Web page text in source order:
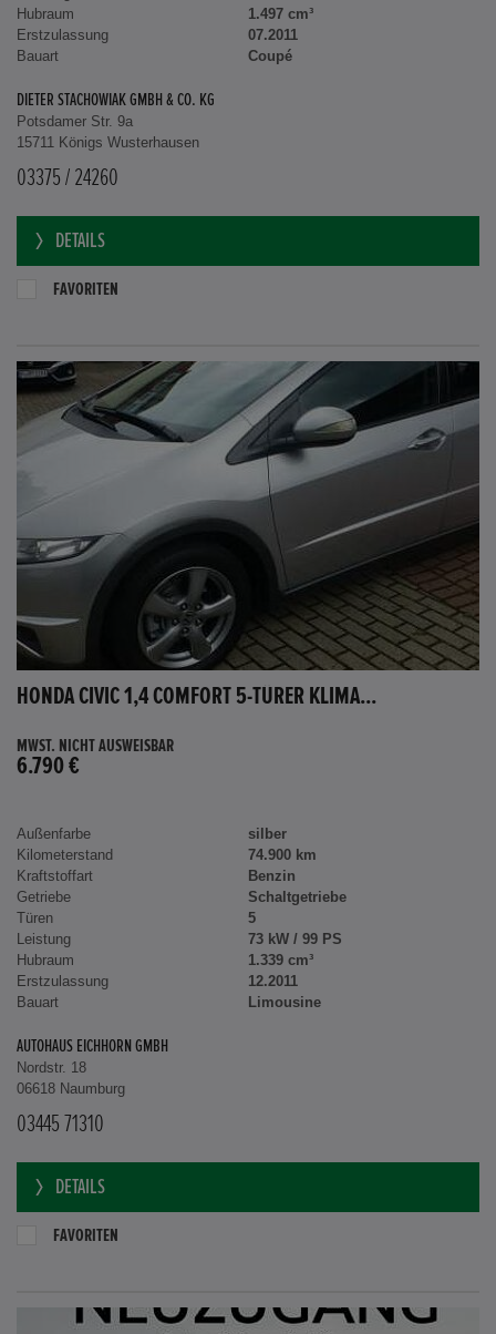
Hubraum
1.497 cm³
Erstzulassung
07.2011
Bauart
Coupé
DIETER STACHOWIAK GMBH & CO. KG
Potsdamer Str. 9a
15711 Königs Wusterhausen
03375 / 24260
DETAILS
FAVORITEN
HONDA CIVIC 1,4 COMFORT 5-TÜRER KLIMA...
MWST. NICHT AUSWEISBAR
6.790 €
Außenfarbe
silber
Kilometerstand
74.900 km
Kraftstoffart
Benzin
Getriebe
Schaltgetriebe
Türen
5
Leistung
73 kW / 99 PS
Hubraum
1.339 cm³
Erstzulassung
12.2011
Bauart
Limousine
AUTOHAUS EICHHORN GMBH
Nordstr. 18
06618 Naumburg
03445 71310
DETAILS
FAVORITEN